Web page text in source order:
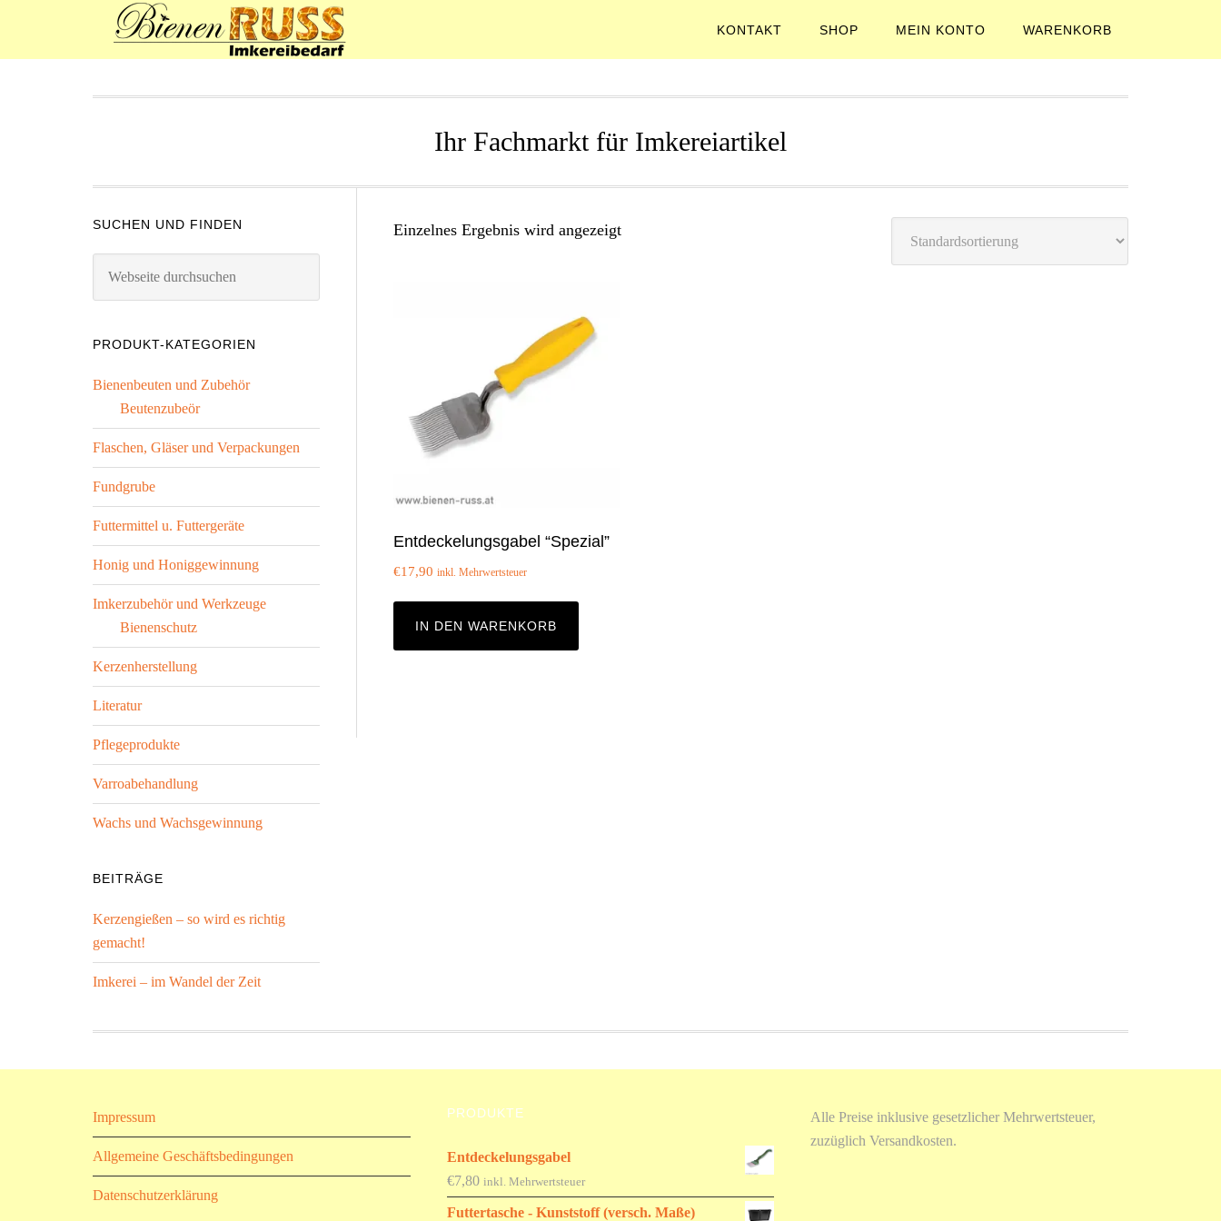
KONTAKT SHOP MEIN KONTO WARENKORB
Ihr Fachmarkt für Imkereiartikel
Einzelnes Ergebnis wird angezeigt
Entdeckelungsgabel “Spezial”
€17,90 inkl. Mehrwertsteuer
IN DEN WARENKORB
SUCHEN UND FINDEN
PRODUKT-KATEGORIEN
Bienenbeuten und Zubehör
Beutenzubeör
Flaschen, Gläser und Verpackungen
Fundgrube
Futtermittel u. Futtergeräte
Honig und Honiggewinnung
Imkerzubehör und Werkzeuge
Bienenschutz
Kerzenherstellung
Literatur
Pflegeprodukte
Varroabehandlung
Wachs und Wachsgewinnung
BEITRÄGE
Kerzengießen – so wird es richtig
gemacht!
Imkerei – im Wandel der Zeit
Impressum
Allgemeine Geschäftsbedingungen
Datenschutzerklärung
PRODUKTE
Entdeckelungsgabel
€7,80 inkl. Mehrwertsteuer
Futtertasche - Kunststoff (versch. Maße)
Alle Preise inklusive gesetzlicher Mehrwertsteuer,
zuzüglich Versandkosten.